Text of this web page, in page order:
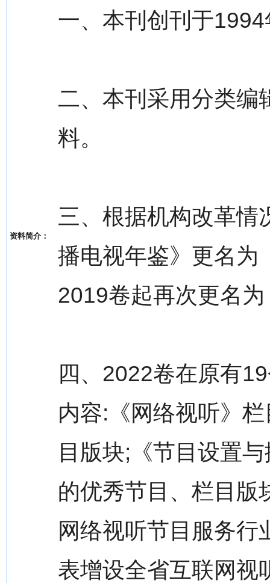
资料简介：
一、本刊创刊于
二、本刊采用分类编
料。
三、根据机构改革情
播电视年鉴》更名为
2019卷起再次更名
四、2022卷在原有
内容:《网络视听》
目版块;《节目设置
的优秀节目、栏目版
网络视听节目服务
表增设全省互联网视